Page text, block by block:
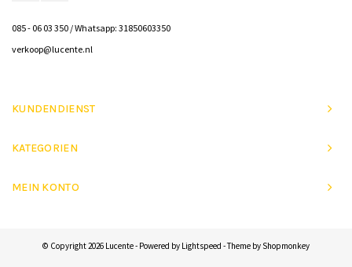
085 - 06 03 350 / Whatsapp: 31850603350
verkoop@lucente.nl
KUNDENDIENST
KATEGORIEN
MEIN KONTO
© Copyright 2026 Lucente - Powered by Lightspeed - Theme by Shopmonkey